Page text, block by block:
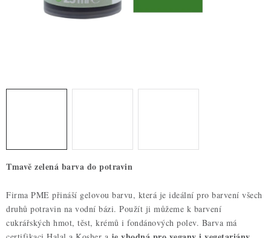
NOVÉ ZBOŽÍ
Nepřevzetí zásilky na dobírku
Obchodní podmínky
Hodnocení obchodu
Blog
Moje objednávka
Podmínky ochrany osobních údajů
Tmavě zelená barva do potravin
Firma PME přináší gelovou barvu, která je ideální pro barvení všech
druhů potravin na vodní bázi. Použít ji můžeme k barvení
cukrářských hmot, těst, krémů i fondánových polev. Barva má